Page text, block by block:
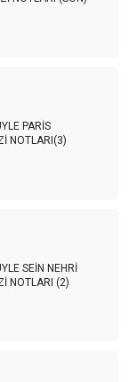
PARİS
NOTLARI(3)
SEİN NEHRİ
NOTLARI (2)